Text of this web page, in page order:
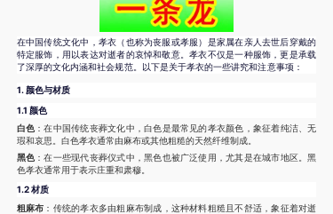
在中国传统文化中，孝衣（也称为丧服或孝服）是家属在亲人去世后穿戴的
特定服饰，用以表达对逝者的哀悼和敬意。孝衣不仅是一种服饰，更是承载
了深厚的文化内涵和社会规范。以下是关于孝衣的一些讲究和注意事项：
1. 颜色与材质
1.1 颜色
白色 ：在中国传统丧葬文化中，白色是最常见的孝衣颜色，象征着纯洁、无
瑕和哀思。白色孝衣通常由麻布或其他粗糙的天然纤维制成。
黑色 ：在一些现代丧葬仪式中，黑色也被广泛使用，尤其是在城市地区。黑
色孝衣通常用于表示庄重和肃穆。
1.2 材质
粗麻布 ：传统的孝衣多由粗麻布制成，这种材料粗糙且不舒适，象征着对逝